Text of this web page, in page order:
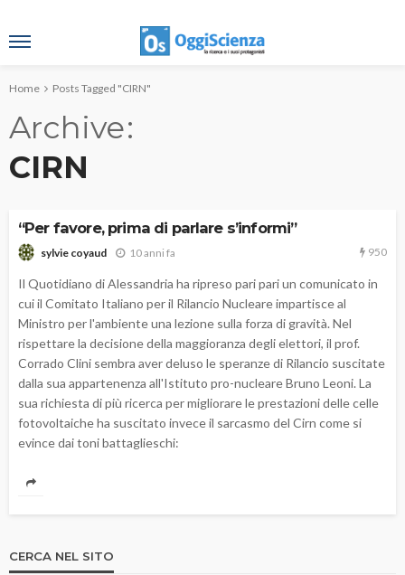
Home Posts Tagged "CIRN"
Archive
CIRN
“Per favore, prima di parlare s’informi”
sylvie coyaud 10 anni fa 950
Il Quotidiano di Alessandria ha ripreso pari pari un comunicato in
cui il Comitato Italiano per il Rilancio Nucleare impartisce al
Ministro per l'ambiente una lezione sulla forza di gravità. Nel
rispettare la decisione della maggioranza degli elettori, il prof.
Corrado Clini sembra aver deluso le speranze di Rilancio suscitate
dalla sua appartenenza all'Istituto pro-nucleare Bruno Leoni. La
sua richiesta di più ricerca per migliorare le prestazioni delle celle
fotovoltaiche ha suscitato invece il sarcasmo del Cirn come si
evince dai toni battaglieschi:
CERCA NEL SITO